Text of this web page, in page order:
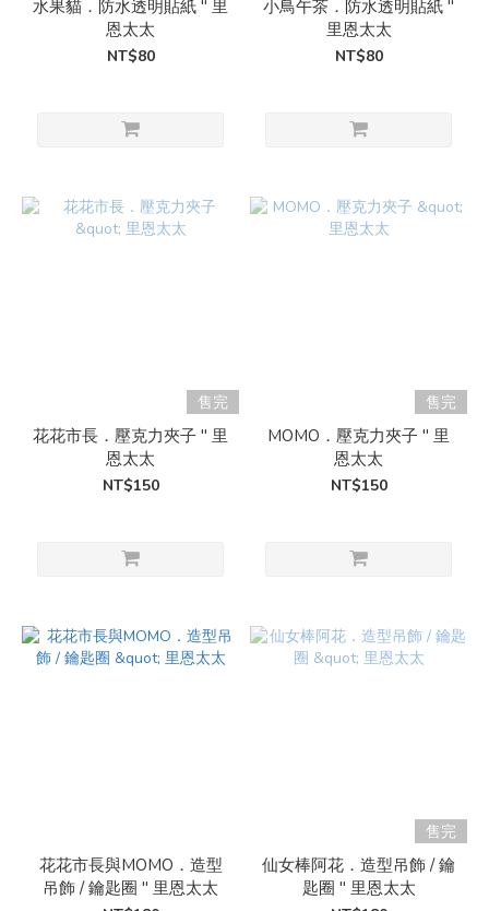
水果貓．防水透明貼紙 " 里
恩太太
NT$80
小鳥午茶．防水透明貼紙 "
里恩太太
NT$80
售完
花花市長．壓克力夾子 " 里
恩太太
NT$150
售完
MOMO．壓克力夾子 " 里
恩太太
NT$150
花花市長與MOMO．造型
吊飾 / 鑰匙圈 " 里恩太太
售完
仙女棒阿花．造型吊飾 / 鑰
匙圈 " 里恩太太